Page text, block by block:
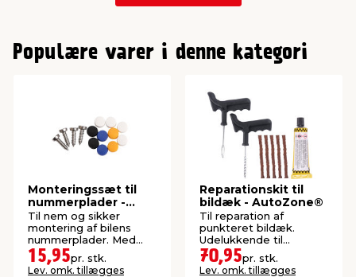
1
2
Populære varer i denne kategori
Monteringssæt til
nummerplader -
AutoZone®
Til nem og sikker
montering af bilens
nummerplader. Med
skruer og skuehætter.
15,95pr. stk.
Lev. omk. tillægges
Reparationskit til
bildæk - AutoZone®
Til reparation af
punkteret bildæk.
Udelukkende til
nødreparation.
70,95pr. stk.
Lev. omk. tillægges